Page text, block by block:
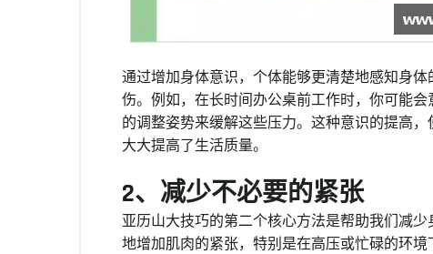
通过增加身体意识，个体能够更清楚地感知身
伤。例如，在长时间办公桌前工作时，你可能
的调整姿势来缓解这些压力。这种意识的提高
大大提高了生活质量。
2、减少不必要的紧张
亚历山大技巧的第二个核心方法是帮助我们减
地增加肌肉的紧张，特别是在高压或忙碌的环